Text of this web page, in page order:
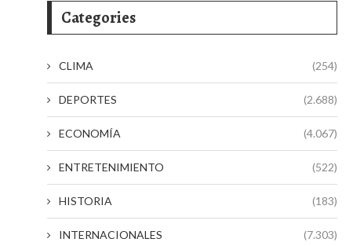
Categories
CLIMA (254)
DEPORTES (2.688)
ECONOMÍA (4.067)
ENTRETENIMIENTO (522)
HISTORIA (183)
INTERNACIONALES (7.303)